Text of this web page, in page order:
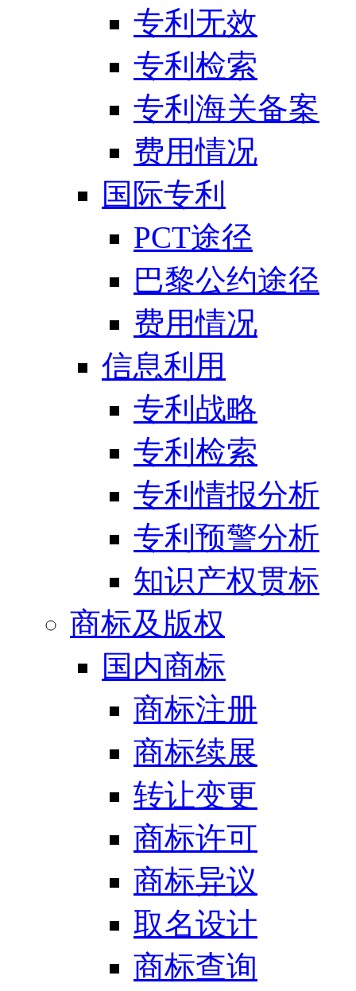
专利无效
专利检索
专利海关备案
费用情况
国际专利
PCT途径
巴黎公约途径
费用情况
信息利用
专利战略
专利检索
专利情报分析
专利预警分析
知识产权贯标
商标及版权
国内商标
商标注册
商标续展
转让变更
商标许可
商标异议
取名设计
商标查询